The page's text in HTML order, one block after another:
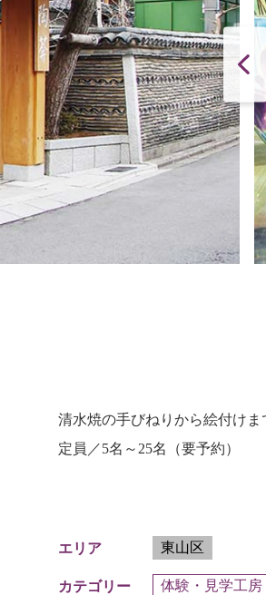
清水焼の手びねりから絵付けま
定員／5名～25名（要予約）
エリア 東山区
カテゴリー 体験・見学工房